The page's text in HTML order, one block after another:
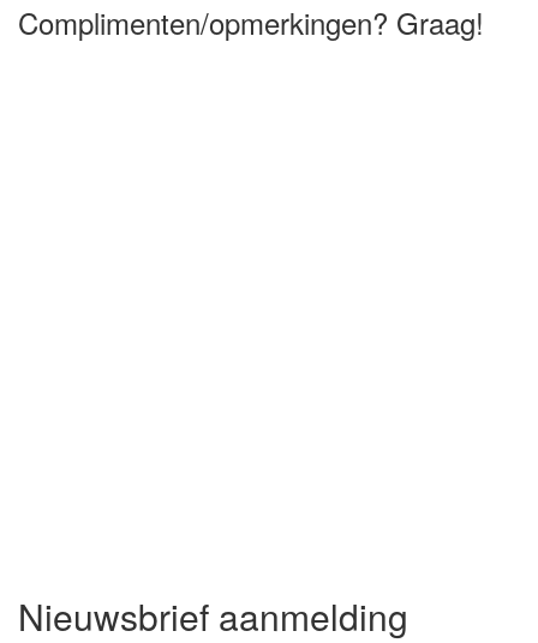
Complimenten/opmerkingen? Graag!
Nieuwsbrief aanmelding